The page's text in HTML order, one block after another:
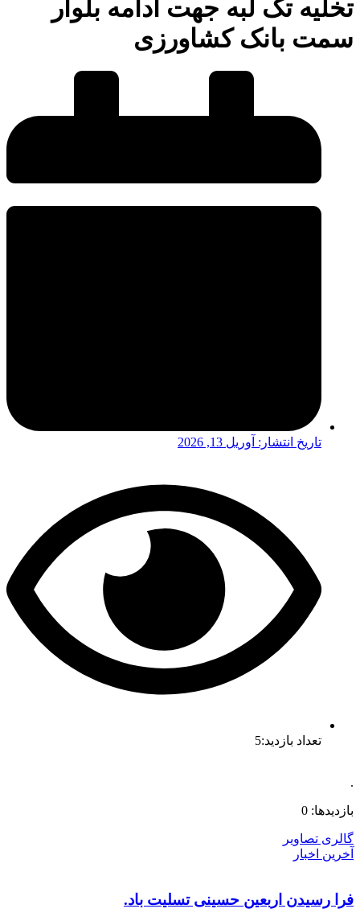
تخلیه تک لبه جهت ادامه بلوار
سمت بانک کشاورزی
تاریخ انتشار: آوریل 13, 2026
تعداد بازدید:5
.
بازدیدها: 0
گالری تصاویر
آخرین اخبار
فرا رسیدن اربعین حسینی تسلیت باد.